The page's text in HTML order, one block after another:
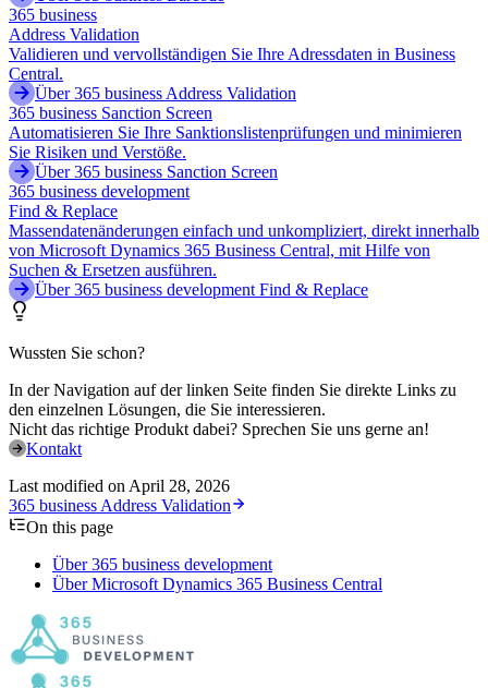
365 business
Address Validation
Validieren und vervollständigen Sie Ihre Adressdaten in Business
Central.
Über 365 business Address Validation
365 business Sanction Screen
Automatisieren Sie Ihre Sanktionslistenprüfungen und minimieren
Sie Risiken und Verstöße.
Über 365 business Sanction Screen
365 business development
Find & Replace
Massendatenänderungen einfach und unkompliziert, direkt innerhalb
von Microsoft Dynamics 365 Business Central, mit Hilfe von
Suchen & Ersetzen ausführen.
Über 365 business development Find & Replace
Wussten Sie schon?
In der Navigation auf der linken Seite finden Sie direkte Links zu
den einzelnen Lösungen, die Sie interessieren.
Nicht das richtige Produkt dabei? Sprechen Sie uns gerne an!
Kontakt
Last modified on April 28, 2026
365 business Address Validation
On this page
Über 365 business development
Über Microsoft Dynamics 365 Business Central